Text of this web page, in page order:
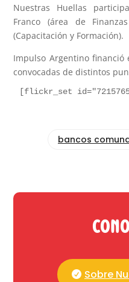
Nuestras Huellas
Franco (área de
(Capacitación y Formación).
Impulso Argentino financió
convocadas de distintos
[flickr_set
bancos
Sobre